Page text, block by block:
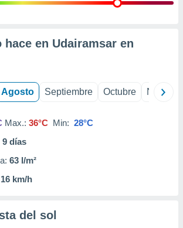
hace en Udairamsar en
Agosto Septiembre Octubre
Max.: 36°C Min: 28°C
9 días
63 l/m²
16 km/h
del sol